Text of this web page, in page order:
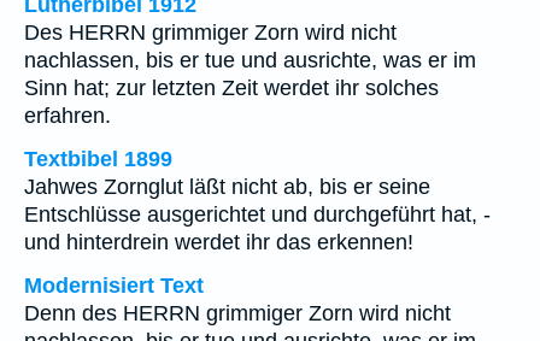
Lutherbibel 1912
Des HERRN grimmiger Zorn wird nicht
nachlassen, bis er tue und ausrichte, was er im
Sinn hat; zur letzten Zeit werdet ihr solches
erfahren.
Textbibel 1899
Jahwes Zornglut läßt nicht ab, bis er seine
Entschlüsse ausgerichtet und durchgeführt hat, -
und hinterdrein werdet ihr das erkennen!
Modernisiert Text
Denn des HERRN grimmiger Zorn wird nicht